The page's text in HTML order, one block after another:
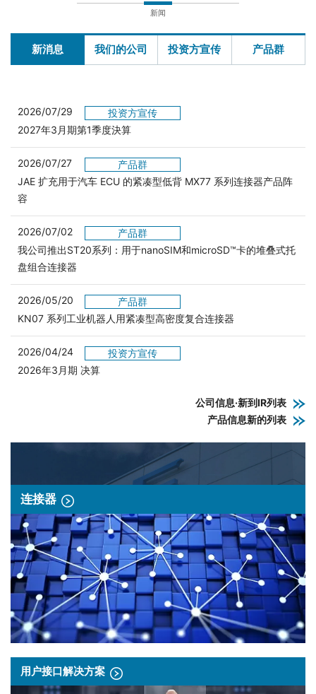
新闻
新消息 我们的公司 投资方宣传 产品群
2026/07/29
投资方宣传
2027年3月期第1季度決算
2026/07/27
产品群
JAE 扩充用于汽车 ECU 的紧凑型低背 MX77 系列连接器产品阵
容
2026/07/02
产品群
我公司推出ST20系列：用于nanoSIM和microSD™卡的堆叠式托
盘组合连接器
2026/05/20
产品群
KN07 系列工业机器人用紧凑型高密度复合连接器
2026/04/24
投资方宣传
2026年3月期 决算
公司信息·新到IR列表
产品信息新的列表
连接器
用户接口解决方案